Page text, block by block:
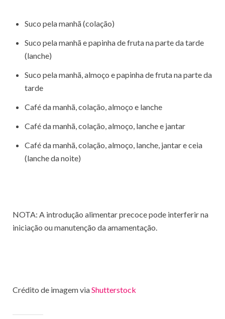
Suco pela manhã (colação)
Suco pela manhã e papinha de fruta na parte da tarde
(lanche)
Suco pela manhã, almoço e papinha de fruta na parte da
tarde
Café da manhã, colação, almoço e lanche
Café da manhã, colação, almoço, lanche e jantar
Café da manhã, colação, almoço, lanche, jantar e ceia
(lanche da noite)
NOTA: A introdução alimentar precoce pode interferir na
iniciação ou manutenção da amamentação.
Crédito de imagem viaShutterstock